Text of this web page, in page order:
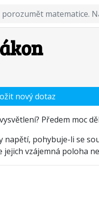
Předem moc
napětí, pohybuje-li se
vzájemná poloha
nový dotaz